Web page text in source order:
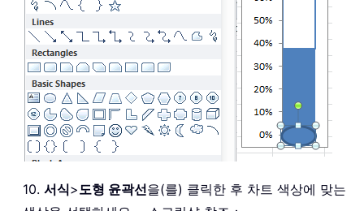
10. 서식>도형 윤곽선을(를) 클릭한 후 차트 색상에 맞는